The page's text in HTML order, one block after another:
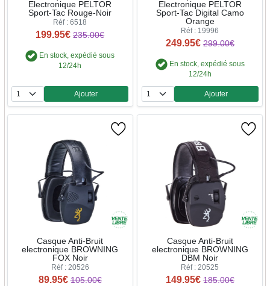
Electronique PELTOR
Sport-Tac Rouge-Noir
Réf : 6518
199.95€ 235.00€
En stock, expédié sous
12/24h
Quantité
Ajouter
Electronique PELTOR
Sport-Tac Digital Camo
Orange
Réf : 19996
249.95€ 299.00€
En stock, expédié sous
12/24h
Quantité
Ajouter
Casque Anti-Bruit
electronique BROWNING
FOX Noir
Réf : 20526
89.95€ 105.00€
Casque Anti-Bruit
electronique BROWNING
DBM Noir
Réf : 20525
149.95€ 185.00€